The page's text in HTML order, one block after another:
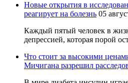
Новые открытия в
реагирует на болезнь 05
Каждый пятый человек в
депрессией, которая порой
Что стоит за высокими
Мичигана разрешил